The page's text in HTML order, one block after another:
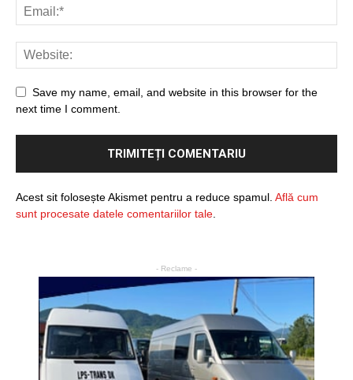
Save my name, email, and website in this browser for the
next time I comment.
Acest sit folosește Akismet pentru a reduce spamul. Află cum
sunt procesate datele comentariilor tale.
- Reclame -